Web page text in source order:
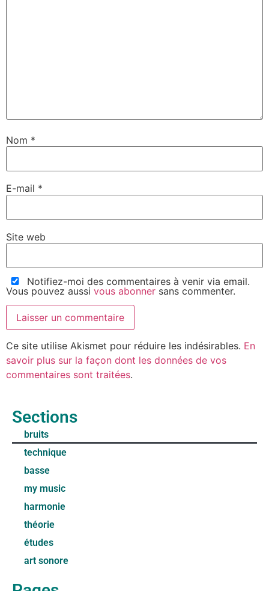
Nom *
E-mail *
Site web
Notifiez-moi des commentaires à venir via email.
Vous pouvez aussi vous abonner sans commenter.
Ce site utilise Akismet pour réduire les indésirables. En
savoir plus sur la façon dont les données de vos
commentaires sont traitées.
Sections
bruits
technique
basse
my music
harmonie
théorie
études
art sonore